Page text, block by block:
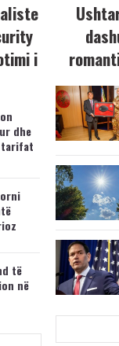
i
dhe
tarifat
të
në